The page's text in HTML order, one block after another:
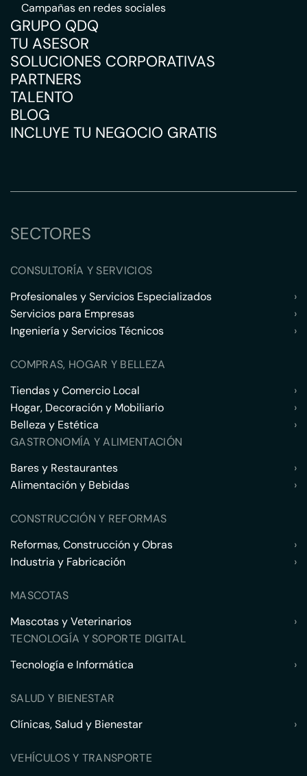
Campañas en redes sociales
GRUPO QDQ
TU ASESOR
SOLUCIONES CORPORATIVAS
PARTNERS
TALENTO
BLOG
INCLUYE TU NEGOCIO GRATIS
SECTORES
CONSULTORÍA Y SERVICIOS
Profesionales y Servicios Especializados
›
Servicios para Empresas
›
Ingeniería y Servicios Técnicos
›
COMPRAS, HOGAR Y BELLEZA
Tiendas y Comercio Local
›
Hogar, Decoración y Mobiliario
›
Belleza y Estética
›
GASTRONOMÍA Y ALIMENTACIÓN
Bares y Restaurantes
›
Alimentación y Bebidas
›
CONSTRUCCIÓN Y REFORMAS
Reformas, Construcción y Obras
›
Industria y Fabricación
›
MASCOTAS
Mascotas y Veterinarios
›
TECNOLOGÍA Y SOPORTE DIGITAL
Tecnología e Informática
›
SALUD Y BIENESTAR
Clínicas, Salud y Bienestar
›
VEHÍCULOS Y TRANSPORTE